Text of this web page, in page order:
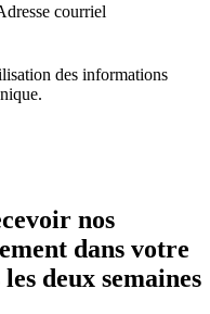
courriel
des informations
nos
dans votre
deux semaines